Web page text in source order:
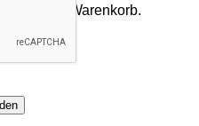
im Warenkorb.